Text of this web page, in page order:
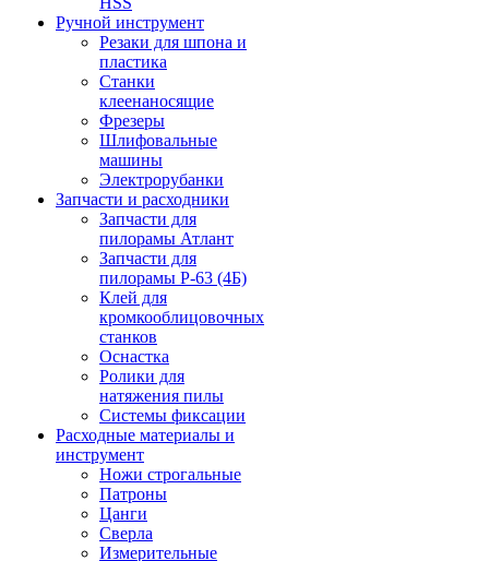
Ручной инструмент
Резаки для шпона и
пластика
Станки
клеенаносящие
Фрезеры
Шлифовальные
машины
Электрорубанки
Запчасти и расходники
Запчасти для
пилорамы Атлант
Запчасти для
пилорамы Р-63 (4Б)
Клей для
кромкооблицовочных
станков
Оснастка
Ролики для
натяжения пилы
Системы фиксации
Расходные материалы и
инструмент
Ножи строгальные
Патроны
Цанги
Сверла
Измерительные